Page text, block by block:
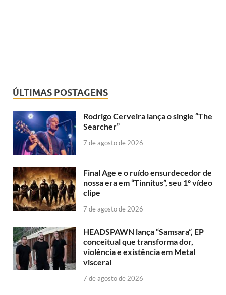
ÚLTIMAS POSTAGENS
Rodrigo Cerveira lança o single “The
Searcher”
7 de agosto de 2026
Final Age e o ruído ensurdecedor de
nossa era em “Tinnitus”, seu 1º vídeo
clipe
7 de agosto de 2026
HEADSPAWN lança “Samsara”, EP
conceitual que transforma dor,
violência e existência em Metal
visceral
7 de agosto de 2026